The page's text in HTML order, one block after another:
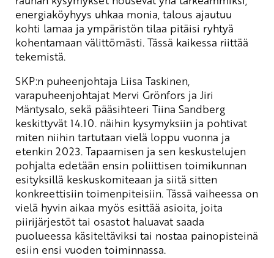
energiaköyhyys uhkaa monia, talous ajautuu
kohti lamaa ja ympäristön tilaa pitäisi ryhtyä
kohentamaan välittömästi. Tässä kaikessa riittää
tekemistä.
SKP:n puheenjohtaja Liisa Taskinen,
varapuheenjohtajat Mervi Grönfors ja Jiri
Mäntysalo, sekä pääsihteeri Tiina Sandberg
keskittyvät 14.10. näihin kysymyksiin ja pohtivat
miten niihin tartutaan vielä loppu vuonna ja
etenkin 2023. Tapaamisen ja sen keskustelujen
pohjalta edetään ensin poliittisen toimikunnan
esityksillä keskuskomiteaan ja siitä sitten
konkreettisiin toimenpiteisiin. Tässä vaiheessa on
vielä hyvin aikaa myös esittää asioita, joita
piirijärjestöt tai osastot haluavat saada
puolueessa käsiteltäviksi tai nostaa painopisteinä
esiin ensi vuoden toiminnassa.